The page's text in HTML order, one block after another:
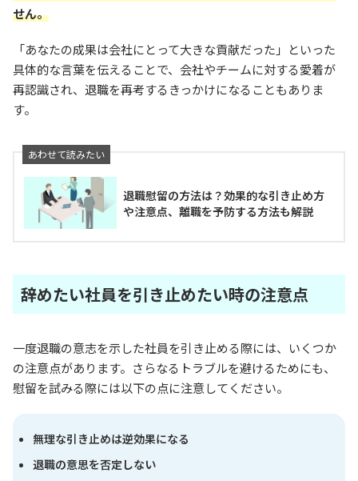
せん。
「あなたの成果は会社にとって大きな貢献だった」といった
具体的な言葉を伝えることで、会社やチームに対する愛着が
再認識され、退職を再考するきっかけになることもありま
す。
退職慰留の方法は？効果的な引き止め方
や注意点、離職を予防する方法も解説
辞めたい社員を引き止めたい時の注意点
一度退職の意志を示した社員を引き止める際には、いくつか
の注意点があります。さらなるトラブルを避けるためにも、
慰留を試みる際には以下の点に注意してください。
無理な引き止めは逆効果になる
退職の意思を否定しない